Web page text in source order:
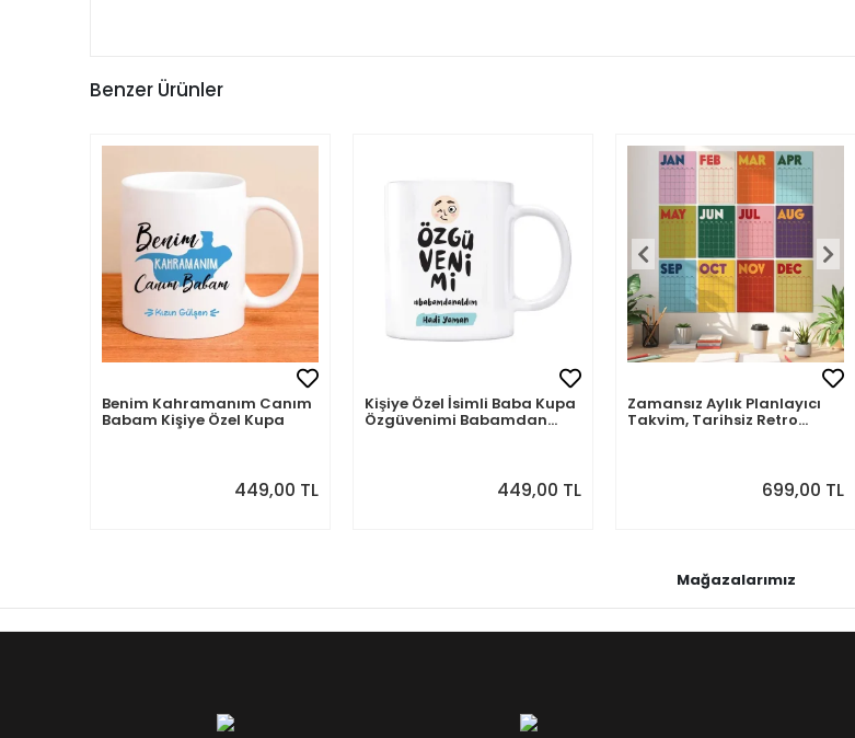
Benzer Ürünler
Benim Kahramanım Canım
Babam Kişiye Özel Kupa
449,00 TL
Kişiye Özel İsimli Baba Kupa
Özgüvenimi Babamdan
449,00 TL
Zamansız Aylık Planlayıcı
Takvim, Tarihsiz Retro
699,00 TL
Mağazalarımız